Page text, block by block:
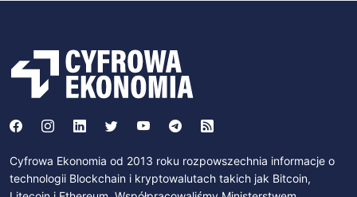
Cyfrowa Ekonomia od 2013 roku rozpowszechnia informacje o
technologii Blockchain i kryptowalutach takich jak Bitcoin,